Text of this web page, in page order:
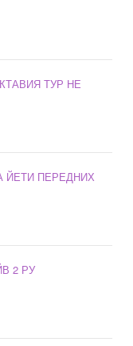
ТУР НЕ
ЙЕТИ ПЕРЕДНИХ
2 РУ